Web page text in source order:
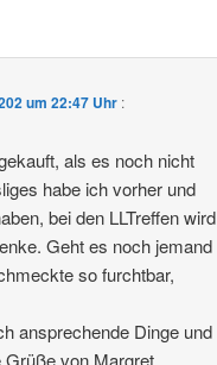
um 22:47 Uhr :
als es noch nicht
habe ich vorher und
bei den LLTreffen wird
Geht es noch jemand
so furchtbar,
ansprechende Dinge und
von Margret